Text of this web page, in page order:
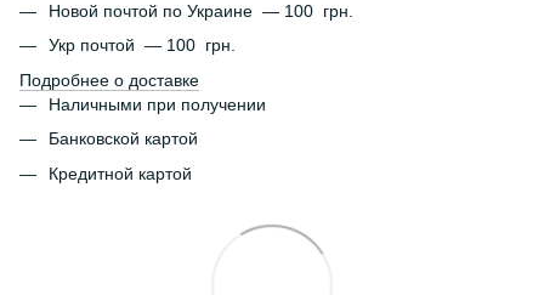
Новой почтой по Украине — 100 грн.
Укр почтой — 100 грн.
Подробнее о доставке
Наличными при получении
Банковской картой
Кредитной картой